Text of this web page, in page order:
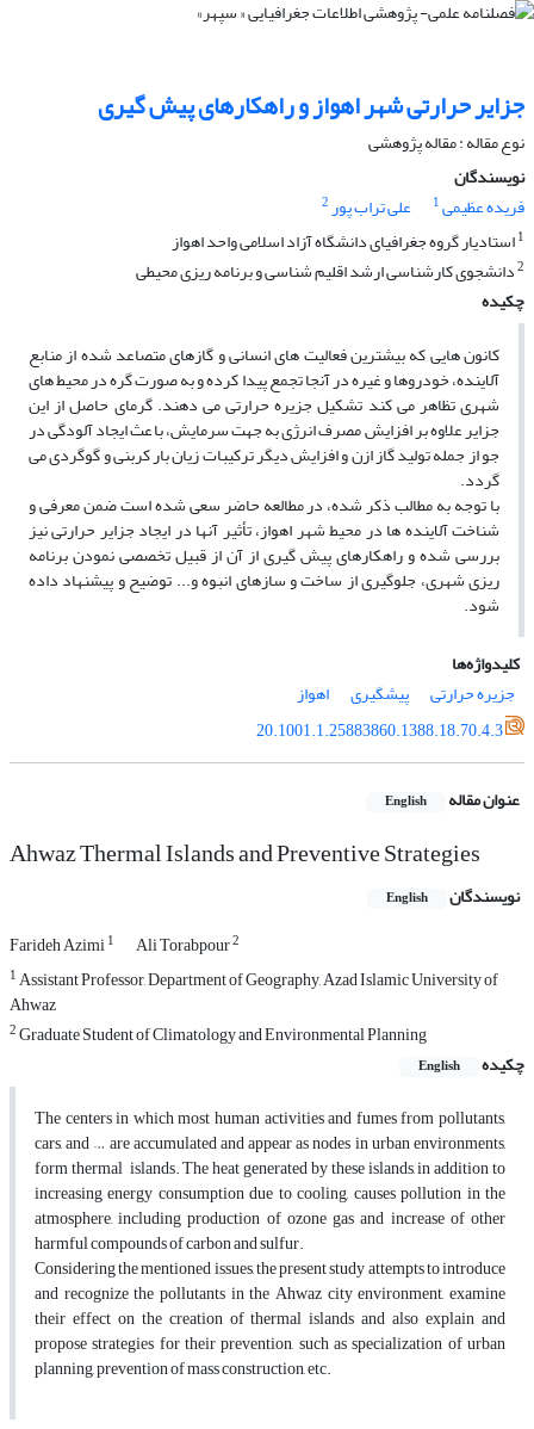
جزایر حرارتى شهر اهواز و راهکارهاى پیش گیرى
نوع مقاله : مقاله پژوهشی
نویسندگان
فریده عظیمی1 علی تراب پور2
1استادیار گروه جغرافیاى دانشگاه آزاد اسلامى واحد اهواز
2دانشجوى کارشناسى ارشد اقلیم ‏شناسى و برنامه ‏ریزى محیطى
چکیده
کانون هایى که بیشترین فعالیت هاى انسانى و گازهاى متصاعد شده از منابع
آلاینده، خودروها و غیره در آنجا تجمع پیدا کرده و به صورت گره در محیط هاى
شهرى تظاهر مى‏ کند تشکیل جزیره حرارتى مى‏ دهند. گرماى حاصل از این
جزایر علاوه بر افزایش مصرف انرژى به جهت سرمایش، باعث ایجاد آلودگى در
جو از جمله تولید گاز ازن و افزایش دیگر ترکیبات زیان بار کربنى و گوگردى مى‏
گردد.
با توجه به مطالب ذکر شده، در مطالعه حاضر سعى شده است ضمن معرفى و
شناخت آلاینده‏ ها در محیط شهر اهواز، تأثیر آنها در ایجاد جزایر حرارتى نیز
بررسى شده و راهکارهاى پیش گیرى از آن از قبیل تخصصى نمودن برنامه
‏ریزى شهرى، جلوگیرى از ساخت و سازهاى انبوه و... توضیح و پیشنهاد داده
شود.
کلیدواژه‌ها
جزیره حرارتى
پیشگیرى
اهواز
20.1001.1.25883860.1388.18.70.4.3
عنوان مقاله English
Ahwaz Thermal Islands and Preventive Strategies
نویسندگان English
Farideh Azimi1 Ali Torabpour2
1Assistant Professor, Department of Geography, Azad Islamic University of
Ahwaz
2Graduate Student of Climatology and Environmental Planning
چکیده
English
The centers in which most human activities and fumes from pollutants,
cars, and … are accumulated and appear as nodes in urban environments,
form thermal islands. The heat generated by these islands, in addition to
increasing energy consumption due to cooling, causes pollution in the
atmosphere, including production of ozone gas and increase of other
harmful compounds of carbon and sulfur.
Considering the mentioned issues, the present study attempts to introduce
and recognize the pollutants in the Ahwaz city environment, examine
their effect on the creation of thermal islands and also explain and
propose strategies for their prevention, such as specialization of urban
planning, prevention of mass construction, etc.